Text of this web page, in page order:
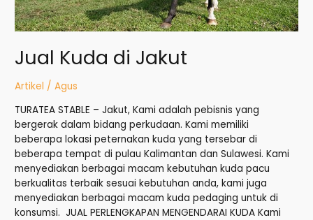
Jual Kuda di Jakut
Artikel /Agus
TURATEA STABLE – Jakut, Kami adalah pebisnis yang
bergerak dalam bidang perkudaan. Kami memiliki
beberapa lokasi peternakan kuda yang tersebar di
beberapa tempat di pulau Kalimantan dan Sulawesi. Kami
menyediakan berbagai macam kebutuhan kuda pacu
berkualitas terbaik sesuai kebutuhan anda, kami juga
menyediakan berbagai macam kuda pedaging untuk di
konsumsi. JUAL PERLENGKAPAN MENGENDARAI KUDA Kami